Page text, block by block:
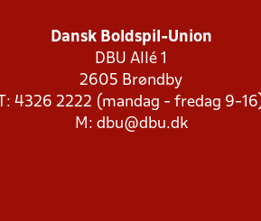
Dansk Boldspil-Union
DBU Allé 1
2605 Brøndby
T: 4326 2222 (mandag - fredag 9-
M: dbu@dbu.dk